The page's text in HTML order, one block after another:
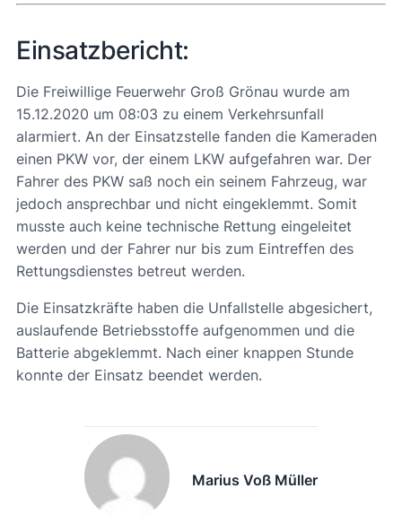
Einsatzbericht:
Die Freiwillige Feuerwehr Groß Grönau wurde am
15.12.2020 um 08:03 zu einem Verkehrsunfall
alarmiert. An der Einsatzstelle fanden die Kameraden
einen PKW vor, der einem LKW aufgefahren war. Der
Fahrer des PKW saß noch ein seinem Fahrzeug, war
jedoch ansprechbar und nicht eingeklemmt. Somit
musste auch keine technische Rettung eingeleitet
werden und der Fahrer nur bis zum Eintreffen des
Rettungsdienstes betreut werden.
Die Einsatzkräfte haben die Unfallstelle abgesichert,
auslaufende Betriebsstoffe aufgenommen und die
Batterie abgeklemmt. Nach einer knappen Stunde
konnte der Einsatz beendet werden.
Marius Voß Müller